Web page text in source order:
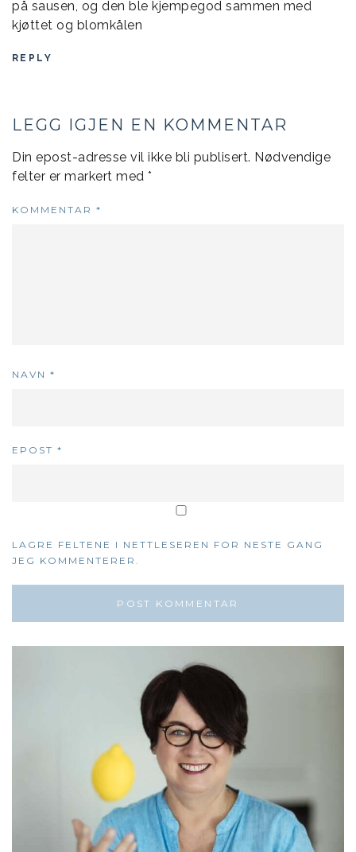
på sausen, og den ble kjempegod sammen med
kjøttet og blomkålen
REPLY
LEGG IGJEN EN KOMMENTAR
Din epost-adresse vil ikke bli publisert. Nødvendige
felter er markert med *
KOMMENTAR *
NAVN *
EPOST *
LAGRE FELTENE I NETTLESEREN FOR NESTE GANG
JEG KOMMENTERER.